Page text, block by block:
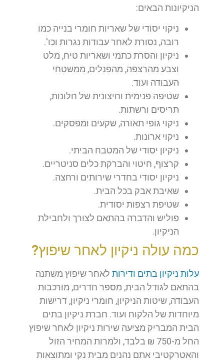
הניקיונות הבאים:
ניקוי יסודי של שאריות חומרי בנייה כמו
רובה, נסורת לאחר עבודות נגרות וכו'.
ניקיון והסרת כתמי ושאריות טיח, מלט
וצבע מהרצפה, מהפנלים, ממשטחי
העבודה ועוד.
שטיפה פנימית וחיצונית של חלונות,
תריסים ורשתות.
ניקוי גופי תאורה, שקעים ומפסקים.
ניקוי ארונות.
ניקיון יסודי של המטבח הביתי.
קרצוף, חיטוי והברקת כלים סניטריים.
ניקיון יסודי בחדרי שירותים ורחצה.
שאיבת אבק בכל הבית.
שטיפת רצפות יסודית.
פוליש והדברה בהתאם לצורך ולחבילת
הניקיון.
כמה עולה ניקיון לאחר שיפוץ?
עלות ניקיון בתים ודירות לאחר שיפוץ משתנה
בהתאם לגודל הבית, מספר חדרים, מורכבות
העבודה, שיטות הניקיון, חומרי ניקיון, דרישות
מיוחדות של הלקוח ועוד. חברת ניקיון בתים
הבית המבריק מציעה שירות ניקיון לאחר שיפוץ
החל מ-750 ₪ בלבד, ולמרות המחיר הזול
והאטרקטיבי אתם נהנים מבית נקי ומתוצאות